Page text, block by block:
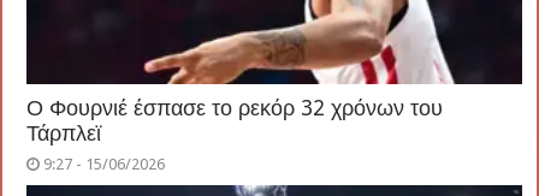
Ο Φουρνιέ έσπασε το ρεκόρ 32 χρόνων του
Τάρπλεϊ
9:27 - 15/06/2026